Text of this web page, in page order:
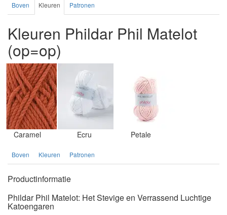
Boven Kleuren Patronen
Kleuren Phildar Phil Matelot
(op=op)
Caramel Ecru Petale
Boven Kleuren Patronen
Productinformatie
Phildar Phil Matelot: Het Stevige en Verrassend Luchtige
Katoengaren